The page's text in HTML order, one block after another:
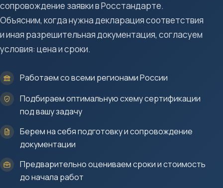
сопровождение заявки в Росстандарте.
Объясним, когда нужна декларация соответствия
и иная разрешительная документация, согласуем
условия: цена и сроки.
Работаем со всеми регионами России
Подбираем оптимальную схему сертификации
под вашу задачу
Берем на себя подготовку и сопровождение
документации
Предварительно оцениваем сроки и стоимость
до начала работ